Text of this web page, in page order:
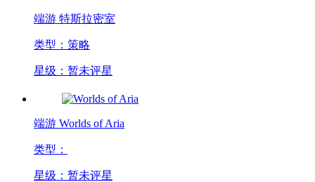
端游 特斯拉密室
类型：策略
星级：暂未评星
端游 Worlds of Aria
类型：
星级：暂未评星